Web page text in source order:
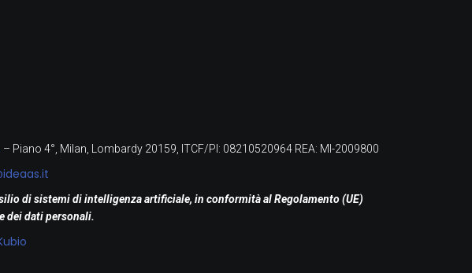
– Piano 4°, Milan, Lombardy 20159, ITCF/PI: 08210520964 REA: MI-2009800
di sistemi di intelligenza artificiale, in conformità al Regolamento (UE)
dei dati personali.